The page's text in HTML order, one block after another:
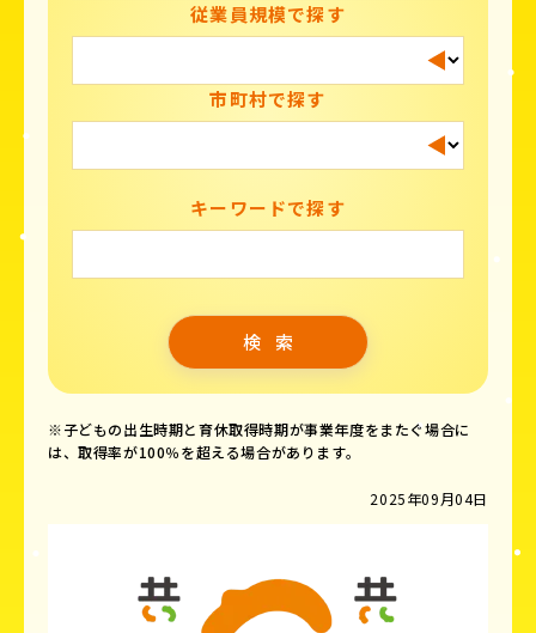
従業員規模で探す
市町村で探す
キーワードで探す
※子どもの出生時期と育休取得時期が事業年度をまたぐ場合に
は、取得率が100％を超える場合があります。
2025年09月04日